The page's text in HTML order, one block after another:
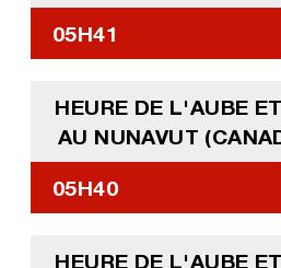
05H41
HEURE DE L'AUBE
AU NUNAVUT
05H40
HEURE DE L'AUBE